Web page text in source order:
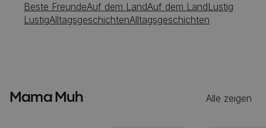
Beste FreundeAuf dem LandAuf dem LandLustig
LustigAlltagsgeschichtenAlltagsgeschichten
Mama Muh Alle zeigen